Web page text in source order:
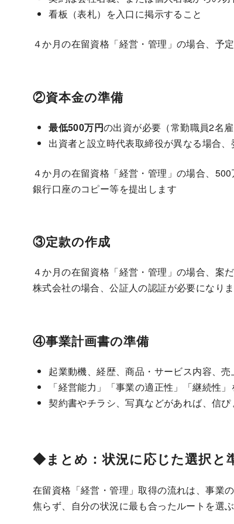
看板（表札）を入口に掲示すること
４か月の在留資格「経営・管理」の場合、予
②資本金の準備
最低500万円の出資が必要（常勤職員2名
出資者と設立時代表取締役が異なる場合
４か月の在留資格「経営・管理」の場合、
銀行口座のコピー等を提出します
③定款の作成
４か月の在留資格「経営・管理」の場合、案
株式会社の場合、公証人の認証が必要になりま
④事業計画書の準備
起業動機、経歴、商品・サービス内容、
「経営能力」「事業の適正性」「継続性」
契約書やチラシ、写真などがあれば、信ぴ
◆まとめ：状況に応じた選択と
在留資格「経営・管理」取得の流れは、事業
焦らず、自分の状況に最も合ったルートを選ぶ